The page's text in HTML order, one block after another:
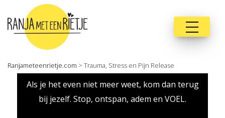
Ranjameteenrietje.com > Trauma, Stress en Pijn Release
Als je het even niet meer weet, kom dan terug
bij jezelf. Stop, ontspan, adem en VOEL.